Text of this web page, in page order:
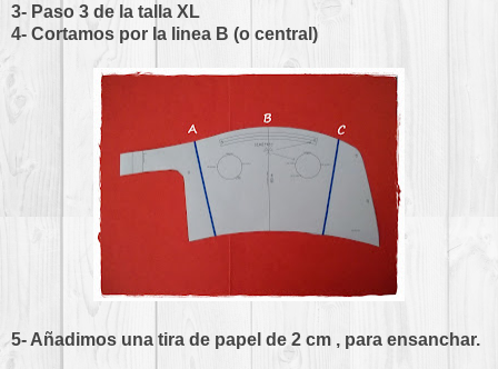
3- Paso 3 de la talla XL
4- Cortamos por la linea B (o central)
5- Añadimos una tira de papel de 2 cm , para ensanchar.